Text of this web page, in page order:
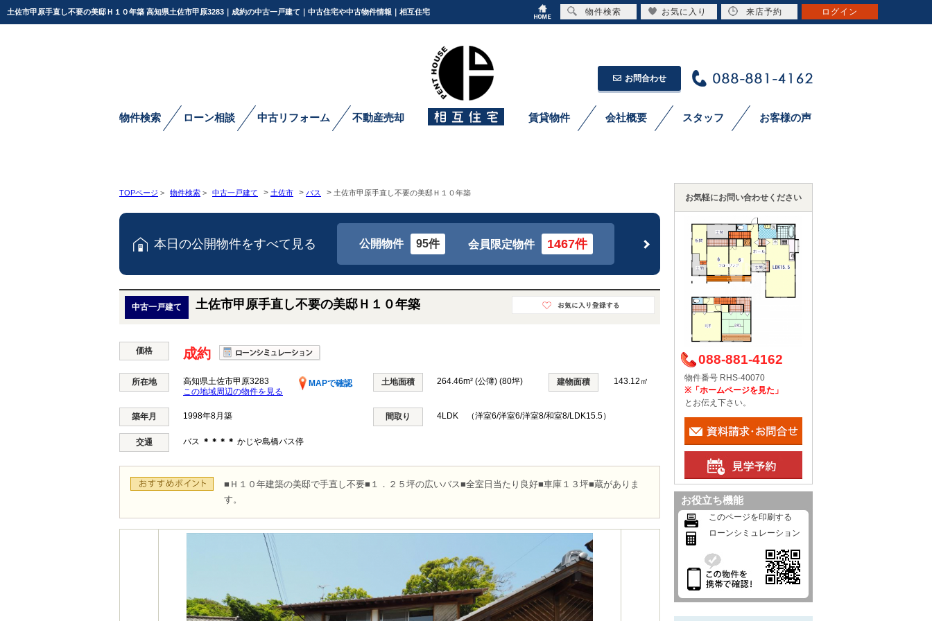
土佐市甲原手直し不要の美邸Ｈ１０年築 高知県土佐市甲原3283｜成約の中古一戸建て｜中古住宅や中古物件情報｜相互住宅
お問合わせ
物件検索 ローン相談 中古リフォーム 不動産売却 賃貸物件 会社概要 スタッフ お客様の声
TOPページ > 物件検索 > 中古一戸建て > 土佐市 > バス > 土佐市甲原手直し不要の美邸Ｈ１０年築
本日の公開物件をすべて見る 公開物件 95件 会員限定物件 1467件
中古一戸建て 土佐市甲原手直し不要の美邸Ｈ１０年築
価格 成約
所在地 高知県土佐市甲原3283
MAPで確認
この地域周辺の物件を見る
土地面積 264.46m² (公簿) (80坪) 建物面積 143.12㎡
築年月 1998年8月築 間取り 4LDK （洋室6/洋室6/洋室8/和室8/LDK15.5）
交通 バス ＊＊＊＊ かじや島橋バス停
■Ｈ１０年建築の美邸で手直し不要■１．２５坪の広いバス■全室日当たり良好■車庫１３坪■蔵がありま
す。
お気軽にお問い合わせください
088-881-4162
物件番号 RHS-40070
※「ホームページを見た」
とお伝え下さい。
お役立ち機能
このページを印刷する
ローンシミュレーション
物件検索 お気に入り 来店予約 ログイン